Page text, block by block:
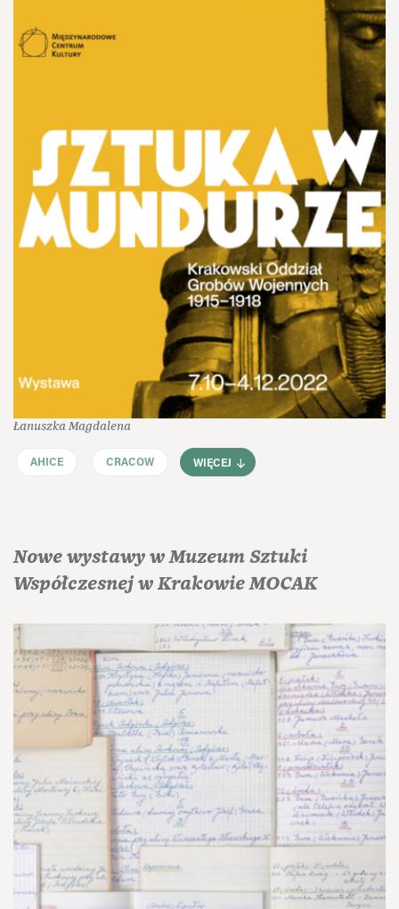
Łanuszka Magdalena
AHICE CRACOW WIĘCEJ
Nowe wystawy w Muzeum Sztuki
Współczesnej w Krakowie MOCAK